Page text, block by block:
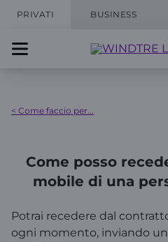
PRIVATI BUSINESS
< Come faccio per...
Come posso
mobile di una
Potrai recedere dal
ogni momento, inviando